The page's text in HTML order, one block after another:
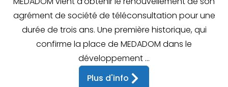
agrément de société de téléconsultation pour une
durée de trois ans. Une première historique, qui
confirme la place de MEDADOM dans le
développement ...
Plus d'info